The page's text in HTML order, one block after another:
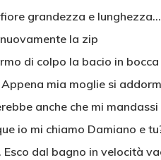
grandezza e lunghezza…
la zip
di colpo la bacio in
mia moglie si
anche che mi
io mi chiamo Damiano e
Esco dal bagno in velocità